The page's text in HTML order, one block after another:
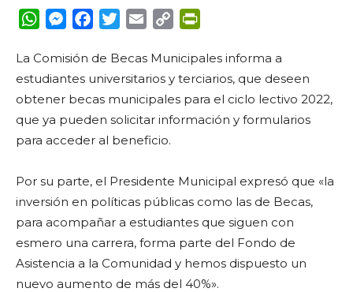
WhatsApp
Messenger
FacebookTwitterEmail Copy
La Comisión de Becas Municipales informa a
estudiantes universitarios y terciarios, que deseen
obtener becas municipales para el ciclo lectivo 2022,
que ya pueden solicitar información y formularios
para acceder al beneficio.
Por su parte, el Presidente Municipal expresó que «la
inversión en políticas públicas como las de Becas,
para acompañar a estudiantes que siguen con
esmero una carrera, forma parte del Fondo de
Asistencia a la Comunidad y hemos dispuesto un
nuevo aumento de más del 40%».